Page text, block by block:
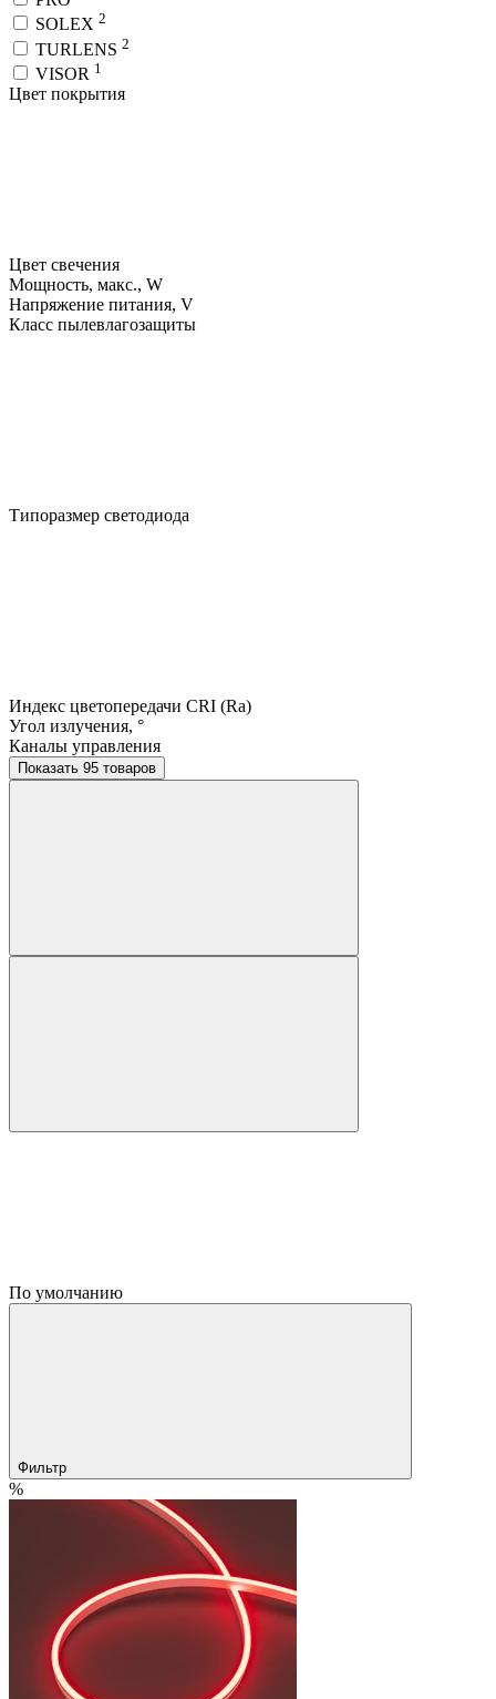
SOLEX 2
TURLENS 2
VISOR 1
Цвет покрытия
Цвет свечения
Мощность, макс., W
Напряжение питания, V
Класс пылевлагозащиты
Типоразмер светодиода
Индекс цветопередачи CRI (Ra)
Угол излучения, °
Каналы управления
Показать 95 товаров
По умолчанию
Фильтр
%